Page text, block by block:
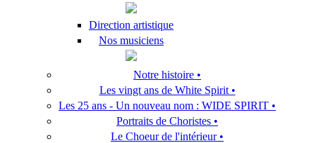
Direction artistique
Nos musiciens
Notre histoire •
Les vingt ans de White Spirit •
Les 25 ans - Un nouveau nom : WIDE SPIRIT •
Portraits de Choristes •
Le Choeur de l'intérieur •